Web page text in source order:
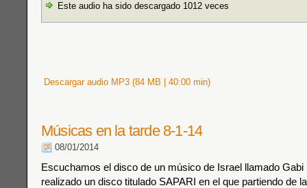
Este audio ha sido descargado 1012 veces
Descargar audio MP3 (84 MB | 40:00 min)
Músicas en la tarde 8-1-14
08/01/2014
Escuchamos el disco de un músico de Israel llamado Gabi
realizado un disco titulado SAPARI en el que partiendo de